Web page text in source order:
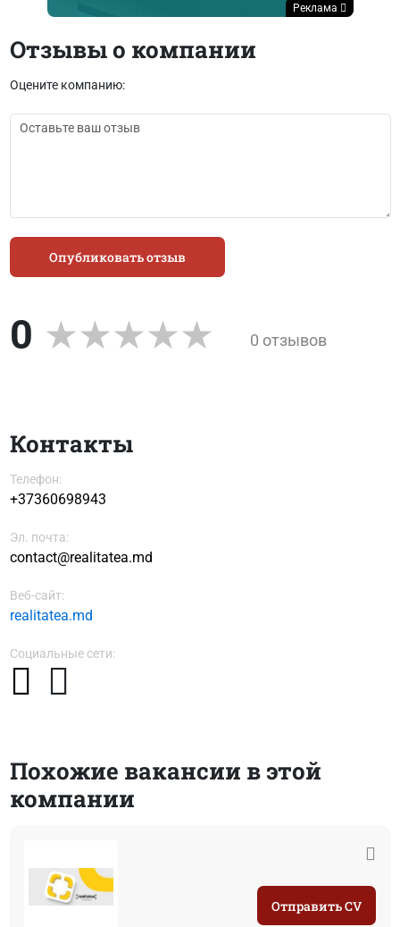
Реклама
Отзывы о компании
Оцените компанию:
Опубликовать отзыв
0 0 отзывов
Контакты
Телефон:
+37360698943
Эл. почта:
contact@realitatea.md
Веб-сайт:
realitatea.md
Социальные сети:
Похожие вакансии в этой
компании
Отправить CV